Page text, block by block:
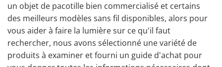
un objet de pacotille bien commercialisé et certains
des meilleurs modèles sans fil disponibles, alors pour
vous aider à faire la lumière sur ce qu'il faut
rechercher, nous avons sélectionné une variété de
produits à examiner et fourni un guide d'achat pour